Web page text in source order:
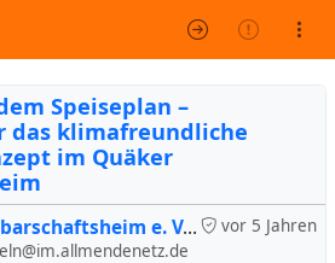
Speiseplan –
das klimafreundliche
im Quäker
vor 5 Jahren
e. V. (inoffiziell)